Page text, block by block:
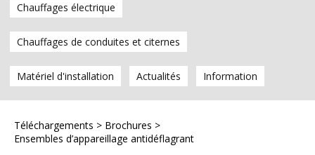
Chauffages électrique
Chauffages de conduites et citernes
Matériel d'installation Actualités Information
Téléchargements > Brochures >
Ensembles d’appareillage antidéflagrant